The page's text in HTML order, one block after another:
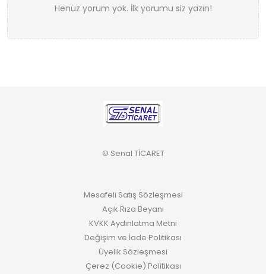
Henüz yorum yok. İlk yorumu siz yazın!
© Senal TİCARET
Mesafeli Satış Sözleşmesi
Açık Rıza Beyanı
KVKK Aydınlatma Metni
Değişim ve İade Politikası
Üyelik Sözleşmesi
Çerez (Cookie) Politikası